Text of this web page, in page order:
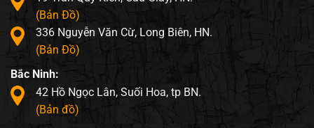
(Bản Đồ)
336 Nguyễn Văn Cừ, Long Biên, HN.
(Bản Đồ)
Bắc Ninh:
42 Hồ Ngọc Lân, Suối Hoa, tp BN.
(Bản đồ)